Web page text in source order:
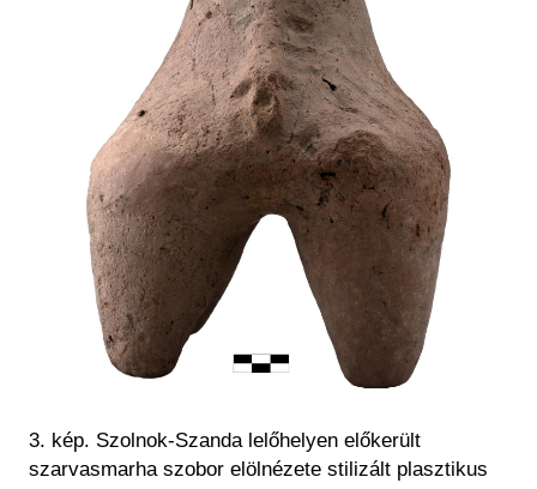
3. kép. Szolnok-Szanda lelőhelyen előkerült
szarvasmarha szobor elölnézete stilizált plasztikus